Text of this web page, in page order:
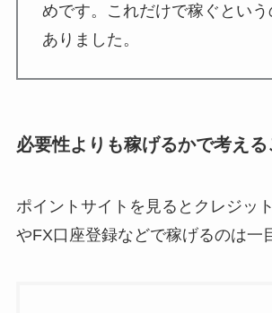
めです。これだけで稼ぐとい
ありました。
必要性よりも稼げるかで考え
ポイントサイトを見るとクレジッ
やFX口座登録などで稼げるのは一